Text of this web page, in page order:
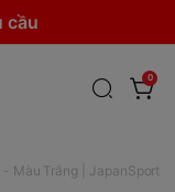
cầu
0
Màu Trắng | JapanSport